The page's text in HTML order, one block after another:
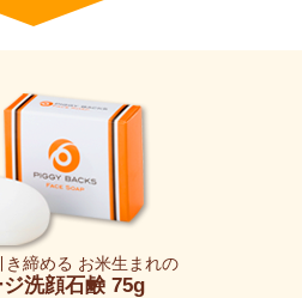
き締める お米生まれの
洗顔石鹸 75g